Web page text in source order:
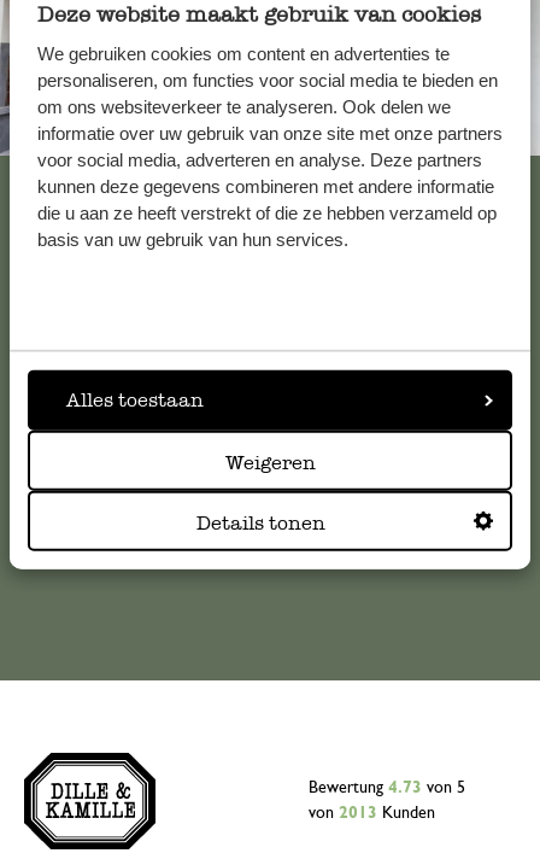
Deze website maakt gebruik van cookies
We gebruiken cookies om content en advertenties te
personaliseren, om functies voor social media te bieden en
om ons websiteverkeer te analyseren. Ook delen we
informatie over uw gebruik van onze site met onze partners
voor social media, adverteren en analyse. Deze partners
kunnen deze gegevens combineren met andere informatie
die u aan ze heeft verstrekt of die ze hebben verzameld op
basis van uw gebruik van hun services.
Alles toestaan
Weigeren
Details tonen
Immer in der Nähe
Alle 62 Geschäfte anzeigen
Falls Sie Fragen haben oder Tipps und Hilfe brauchen, wenden
Sie sich bitte an unseren Kundenservice. Oder lesen Sie hier
die Antworten aufhäufig gestellte Fragen
Online-Kundenservice
Bewertung 4.73 von 5
von 2013 Kunden